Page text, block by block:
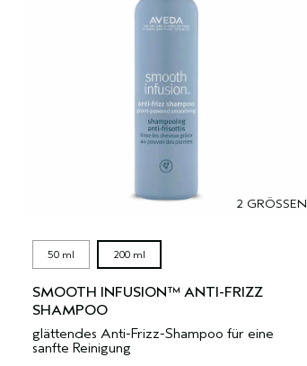
2 GRÖSSEN
50 ml 200 ml
SMOOTH INFUSION™ ANTI-FRIZZ
SHAMPOO
glättendes Anti-Frizz-Shampoo für eine
sanfte Reinigung